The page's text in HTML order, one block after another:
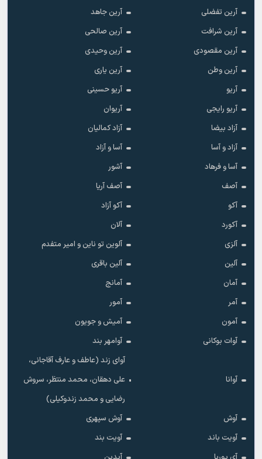
آرین تفضلی
آرین جاهد
آرین شرافت
آرین صالحی
آرین مقصودی
آرین وحیدی
آرین وطن
آرین یاری
آریو
آریو حسینی
آریو رایجی
آریوان
آزاد بیضا
آزاد کمالیان
آزاد و آسا
آسا و آزاد
آسا و فرهاد
آشور
آصف
آصف آریا
آکو
آکو آزاد
آکورد
آلان
آلزی
آلوین تو ناین و امیر متفدم
آلین
آلین باقری
آمان
آمانج
آمر
آمور
آمون
آمیش و جویون
آوات بوکانی
آوامهر بند
آوانا
آوای زند (عاطف و عارف آقاجانی،
علی دهقان، محمد منتظر، سروش
رضایی و محمد زندوکیلی)
آوش
آوش سپهری
آویت باند
آویت بند